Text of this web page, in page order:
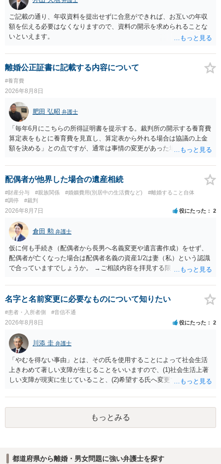
ご記載の通り、年収資料を提出せずに合意ができれば、お互いの年収
額を伝える必要はなくなりますので、資料の開示を求められることな
いといえます。
離婚公正証書に記載する内容について
#養育費
2026年8月8日
肥田 弘昭 弁護士
「毎年6月にこちらの所得証明書を提示する。裁判所の開示する養育費
算定表をもとに養育費を見直し、算定表から外れる場合は協議の上金
額を決める」との点ですが、通常は事情の変更があった場合に変更し
来なかった事情の変更により双方協議の上増減出来る」と「通知義務
に勤務先」が含まれているので、私に収入が入った事は相手に通知が
行く事になり、上記のような文言が無くても養育費の見直しは適宜出
来るかと思うのですが違うのでしょうか？との点はそのとおりかと思
います。養育費は事情の変更があった場合に変更するので毎年見直す
配偶者が他界した場合の遺産相続
#財産分与 #親族関係 #婚姻費用(別居中の生活費など)
#離婚すること自体
#調停
#裁判
2026年8月7日 役にたった 2
倉田 勲 弁護士
仮に何も手続き（配偶者から長男へ名義変更や遺言書作成）をせず、
配偶者が亡くなった場合は配偶者名義の資産1/2は妻（私）という認識
で合っていますでしょうか。 →ご相談内容を拝見する限りでは、その
完全に所有する場合は、他の相続人に対して自宅の評価額の１/２の代
償金の支払いが必要になります。
名字と名前変更に必要なものについて知りたい
#患者・入所者側 #音信不通
2026年8月8日 役にたった 2
川添 圭 弁護士
「やむを得ない事由」とは、その氏を使用することによって社会生活
上きわめて著しい支障が生じることをいいますので、(1)社会生活上著
しい支障が現実に生じていること、(2)希望する氏へ変更できればその
できるかどうかがポイントです。 記録中に現れた一切の事情が判断対
象ですので、上記(1)と(2)を説明できる資料は全て（ただし理路整然
に）提出することが必要になります。「フラッシュバック」とのこと
なので、例えば、医学上確立されているPTSDの診断基準に合致した説
護士へ依頼しても苦労することが強く予想されるところです。、もし
もっとみる
都道府県から離婚・男女問題に強い弁護士を探す